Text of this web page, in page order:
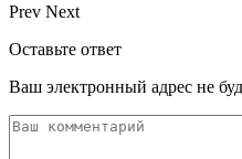
Prev Next
Оставьте ответ
Ваш электронный адрес не